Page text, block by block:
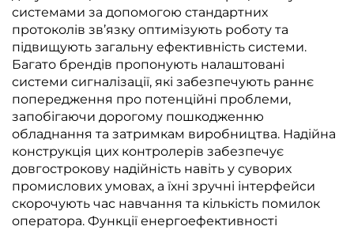
системами за допомогою стандартних
протоколів зв’язку оптимізують роботу та
підвищують загальну ефективність системи.
Багато брендів пропонують налаштовані
системи сигналізації, які забезпечують раннє
попередження про потенційні проблеми,
запобігаючи дорогому пошкодженню
обладнання та затримкам виробництва. Надійна
конструкція цих контролерів забезпечує
довгострокову надійність навіть у суворих
промислових умовах, а їхні зручні інтерфейси
скорочують час навчання та кількість помилок
оператора. Функції енергоефективності